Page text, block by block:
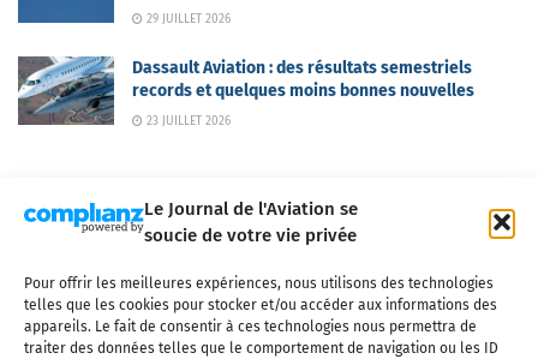
Le Journal de l'Aviation se
soucie de votre vie privée
Pour offrir les meilleures expériences, nous utilisons des technologies
telles que les cookies pour stocker et/ou accéder aux informations des
appareils. Le fait de consentir à ces technologies nous permettra de
traiter des données telles que le comportement de navigation ou les ID
29 JUILLET 2026
Dassault Aviation : des résultats semestriels
records et quelques moins bonnes nouvelles
23 JUILLET 2026
Qui sommes-nous ? Nous contacter
Partenaires
Mentions légales
CGV Politique de confidentialité Cookies